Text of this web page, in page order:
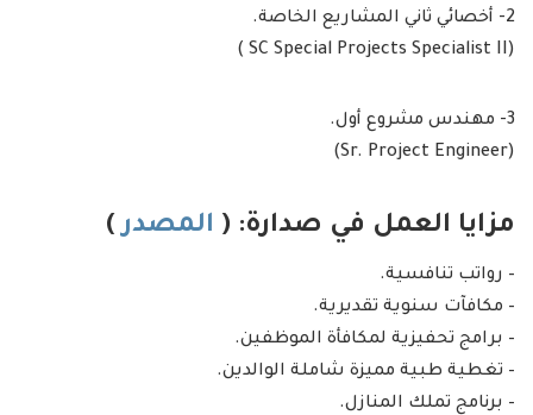
2- أخصائي ثاني المشاريع الخاصة.
(SC Special Projects Specialist II )
3- مهندس مشروع أول.
(Sr. Project Engineer)
مزايا العمل في صدارة: ( المصدر)
– رواتب تنافسية.
– مكافآت سنوية تقديرية.
– برامج تحفيزية لمكافأة الموظفين.
– تغطية طبية مميزة شاملة الوالدين.
– برنامج تملك المنازل.